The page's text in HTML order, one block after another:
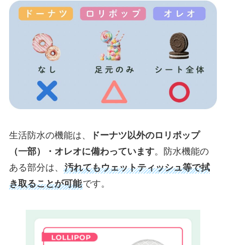
生活防水の機能は、
ドーナツ以外のロリポップ
（一部）・オレオに備わっています。防水機能の
ある部分は、 汚れてもウェットティッシュ等で拭
き取ることが可能です。